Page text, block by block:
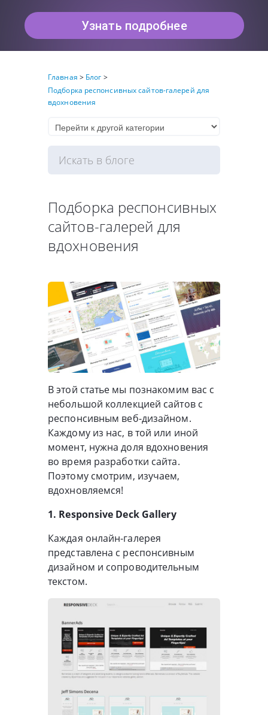
Узнать подробнее
Главная > Блог >
Подборка респонсивных сайтов-галерей для
вдохновения
Подборка респонсивных
сайтов-галерей для
вдохновения
В этой статье мы познакомим вас с
небольшой коллекцией сайтов с
респонсивным веб-дизайном.
Каждому из нас, в той или иной
момент, нужна доля вдохновения
во время разработки сайта.
Поэтому смотрим, изучаем,
вдохновляемся!
1. Responsive Deck Gallery
Каждая онлайн-галерея
представлена с респонсивным
дизайном и сопроводительным
текстом.